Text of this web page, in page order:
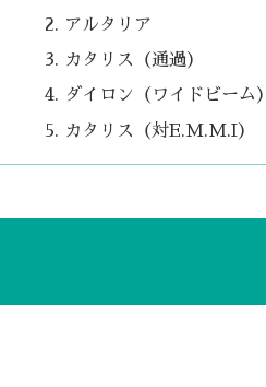
アルタリア
カタリス（通過）
ダイロン（ワイドビーム）
カタリス（対E.M.M.I）